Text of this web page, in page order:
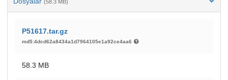
(58.3 MB)
P51617.tar.gz
md5:4dcd62a8434a1d7964105e1a92ce4aa6
58.3 MB